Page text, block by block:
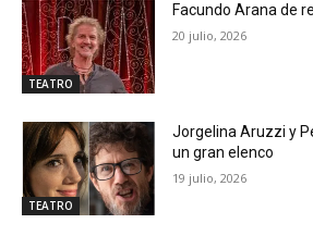
TEATRO
Facundo Arana de
20 julio, 2026
TEATRO
Jorgelina Aruzzi y
un gran elenco
19 julio, 2026